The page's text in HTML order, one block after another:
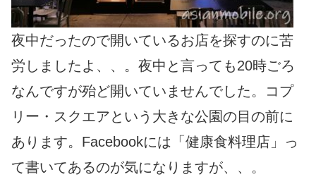
夜中だったので開いているお店を探すのに苦
労しましたよ、、。夜中と言っても20時ごろ
なんですが殆ど開いていませんでした。コプ
リー・スクエアという大きな公園の目の前に
あります。Facebookには「健康食料理店」っ
て書いてあるのが気になりますが、、。